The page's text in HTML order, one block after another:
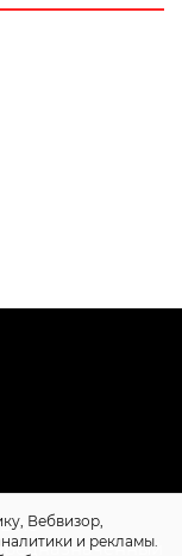
Вебвизор,
и рекламы.